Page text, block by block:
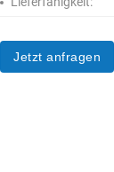
Jetzt anfragen